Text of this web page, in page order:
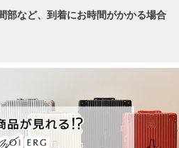
部など、到着にお時間がかかる場合